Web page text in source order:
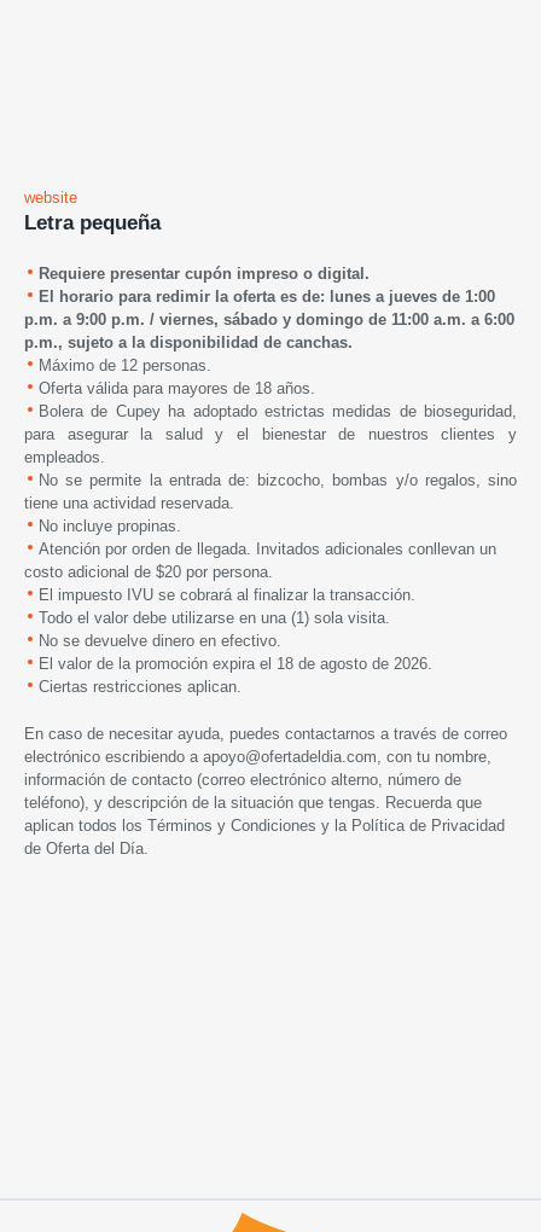
website
Letra pequeña
Requiere presentar cupón impreso o digital.
El horario para redimir la oferta es de: lunes a jueves de 1:00
p.m. a 9:00 p.m. / viernes, sábado y domingo de 11:00 a.m. a 6:00
p.m., sujeto a la disponibilidad de canchas.
Máximo de 12 personas.
Oferta válida para mayores de 18 años.
Bolera de Cupeyha adoptado estrictas medidas de bioseguridad,
para asegurar la salud y el bienestar de nuestros clientes y
empleados.
No se permite la entrada de: bizcocho, bombas y/o regalos, sino
tiene una actividad reservada.
No incluye propinas.
Atención por orden de llegada. Invitados adicionales conllevan un
costo adicional de $20 por persona.
El impuesto IVU se cobrará al finalizar la transacción.
Todo el valor debe utilizarse en una (1) sola visita.
No se devuelve dinero en efectivo.
El valor de la promoción expira el 18 de agosto de 2026.
Ciertas restricciones aplican.
En caso de necesitar ayuda, puedes contactarnos a través de correo
electrónico escribiendo a apoyo@ofertadeldia.com , con tu nombre,
información de contacto (correo electrónico alterno, número de
teléfono), y descripción de la situación que tengas. Recuerda que
aplican todos los Términos y Condiciones y la Política de Privacidad
de Oferta del Día.